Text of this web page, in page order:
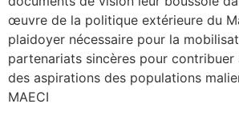
œuvre de la politique extérieure du
plaidoyer nécessaire pour la
partenariats sincères pour contribuer
des aspirations des populations
MAECI